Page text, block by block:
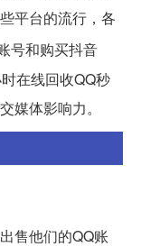
平台的流行，各
号和购买抖音
在线回收QQ秒
媒体影响力。
售他们的QQ账